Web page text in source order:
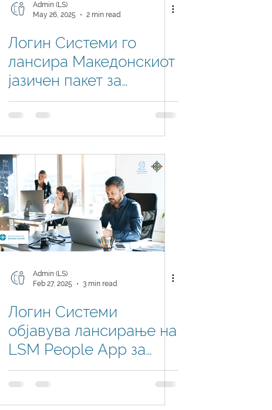
Admin (LS)
May 26, 2025
2 min read
Логин Системи го
лансира Македонскиот
јазичен пакет за
Microsoft Dynamics 365
Business Central 2025
Wave 1
Admin (LS)
Feb 27, 2025
3 min read
Логин Системи
објавува лансирање на
LSM People App за
Microsoft Dynamics 365
Business Central